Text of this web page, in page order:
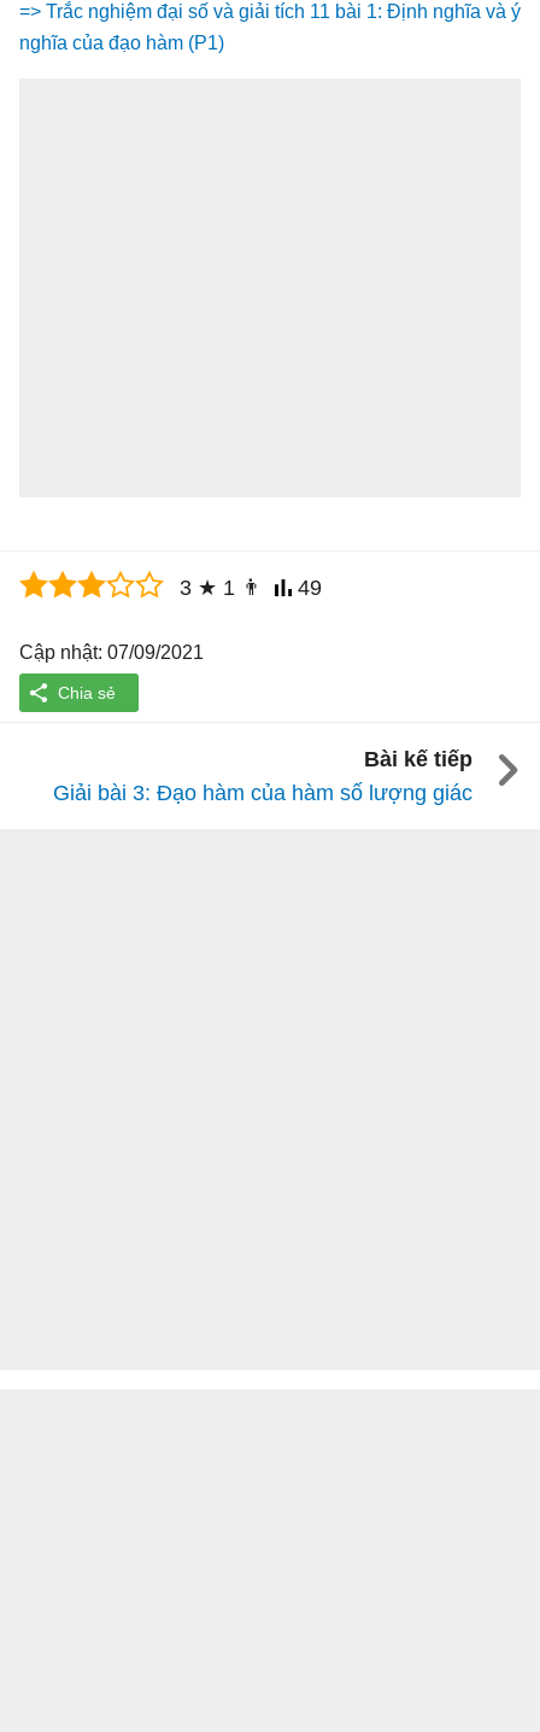
=> Trắc nghiệm đại số và giải tích 11 bài 1: Định nghĩa và ý
nghĩa của đạo hàm (P1)
3 ★ 1 👨 49
Cập nhật: 07/09/2021
Bài kế tiếp
Giải bài 3: Đạo hàm của hàm số lượng giác